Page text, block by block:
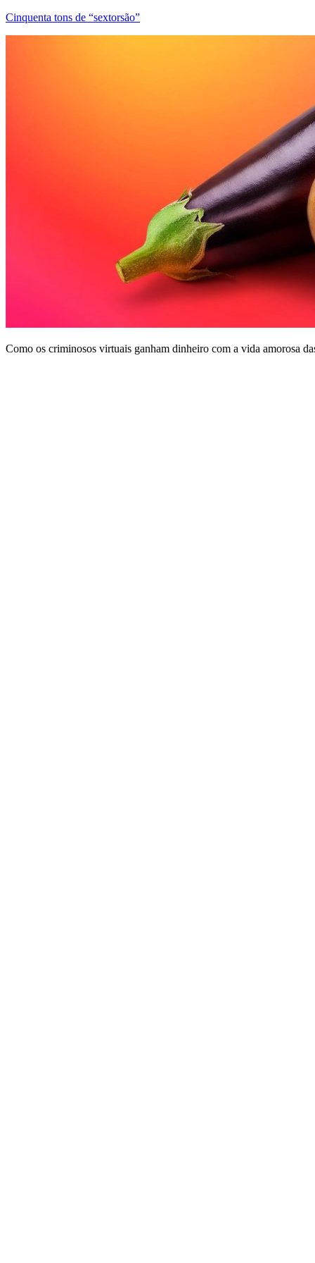
Cinquenta tons de “sextorsão”
Como os criminosos virtuais ganham dinheiro com a vida amorosa